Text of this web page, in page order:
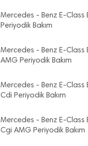
2010 Model 1.4 Motor
Mercedes - Benz E-Class
Periyodik Bakım
Mercedes - Benz E-Class
AMG Periyodik Bakım
Mercedes - Benz E-Class
Cdi Periyodik Bakım
Mercedes - Benz E-Class
Cgi AMG Periyodik Bakım